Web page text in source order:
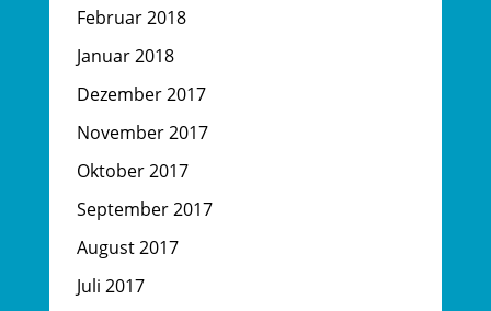
Februar 2018
Januar 2018
Dezember 2017
November 2017
Oktober 2017
September 2017
August 2017
Juli 2017